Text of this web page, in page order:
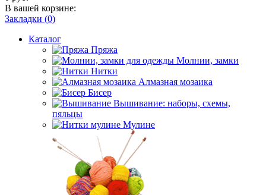
В вашей корзине:
Закладки (0)
Каталог
Пряжа
Молнии, замки
Нитки
Алмазная мозаика
Бисер
Вышивание: наборы, схемы,
пяльцы
Мулине